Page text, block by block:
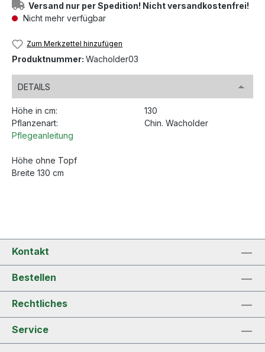
Versand nur per Spedition! Nicht versandkostenfrei!
Nicht mehr verfügbar
Zum Merkzettel hinzufügen
Produktnummer: Wacholder03
DETAILS
Höhe in cm:
130
Pflanzenart:
Chin. Wacholder
Pflegeanleitung
Höhe ohne Topf
Breite 130 cm
Kontakt
Bestellen
Rechtliches
Service